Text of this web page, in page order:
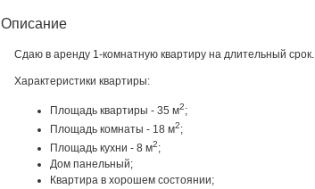
Описание
Сдаю в аренду 1-комнатную квартиру на длительный срок.
Характеристики квартиры:
Площадь квартиры - 35 м2;
Площадь комнаты - 18 м2;
Площадь кухни - 8 м2;
Дом панельный;
Квартира в хорошем состоянии;